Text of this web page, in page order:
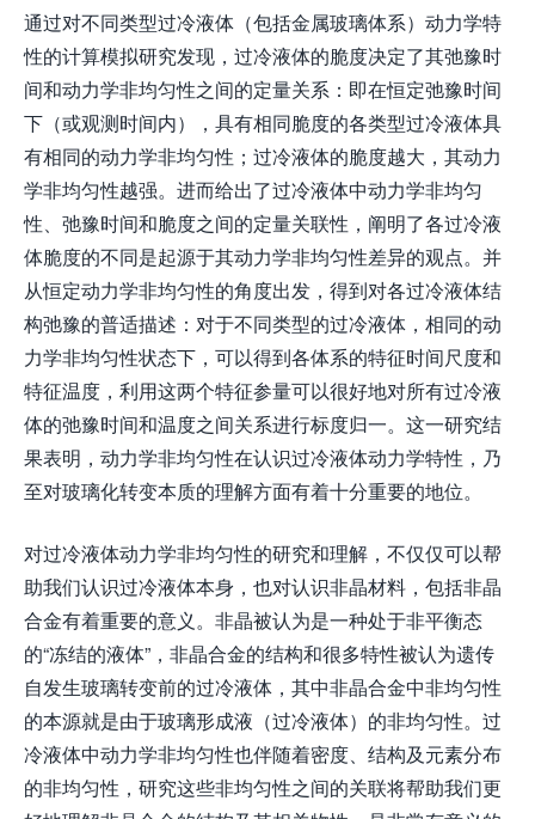
通过对不同类型过冷液体（包括金属玻璃体系）动力学特
性的计算模拟研究发现，过冷液体的脆度决定了其弛豫时
间和动力学非均匀性之间的定量关系：即在恒定弛豫时间
下（或观测时间内），具有相同脆度的各类型过冷液体具
有相同的动力学非均匀性；过冷液体的脆度越大，其动力
学非均匀性越强。进而给出了过冷液体中动力学非均匀
性、弛豫时间和脆度之间的定量关联性，阐明了各过冷液
体脆度的不同是起源于其动力学非均匀性差异的观点。并
从恒定动力学非均匀性的角度出发，得到对各过冷液体结
构弛豫的普适描述：对于不同类型的过冷液体，相同的动
力学非均匀性状态下，可以得到各体系的特征时间尺度和
特征温度，利用这两个特征参量可以很好地对所有过冷液
体的弛豫时间和温度之间关系进行标度归一。这一研究结
果表明，动力学非均匀性在认识过冷液体动力学特性，乃
至对玻璃化转变本质的理解方面有着十分重要的地位。
对过冷液体动力学非均匀性的研究和理解，不仅仅可以帮
助我们认识过冷液体本身，也对认识非晶材料，包括非晶
合金有着重要的意义。非晶被认为是一种处于非平衡态
的“冻结的液体”，非晶合金的结构和很多特性被认为遗传
自发生玻璃转变前的过冷液体，其中非晶合金中非均匀性
的本源就是由于玻璃形成液（过冷液体）的非均匀性。过
冷液体中动力学非均匀性也伴随着密度、结构及元素分布
的非均匀性，研究这些非均匀性之间的关联将帮助我们更